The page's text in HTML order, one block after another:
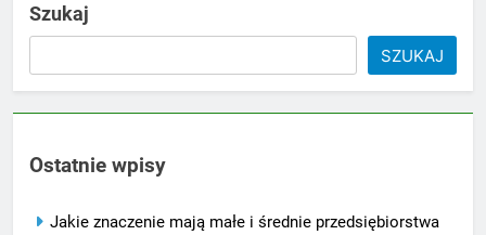
Szukaj
SZUKAJ
Ostatnie wpisy
Jakie znaczenie mają małe i średnie przedsiębiorstwa